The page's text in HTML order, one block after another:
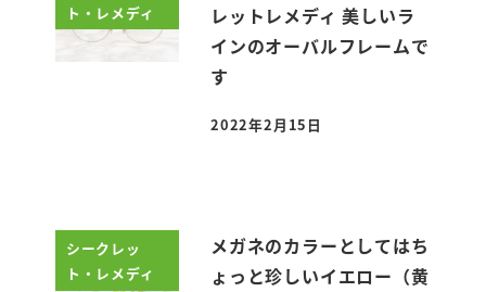
ト・レメディ
レットレメディ 美しいラ
インのオーバルフレームで
す
投稿日
2022年2月15日
シークレッ
ト・レメディ
メガネのカラーとしてはち
ょっと珍しいイエロー（黄